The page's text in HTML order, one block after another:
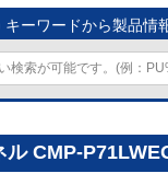
キーワードから製品情
ル CMP-